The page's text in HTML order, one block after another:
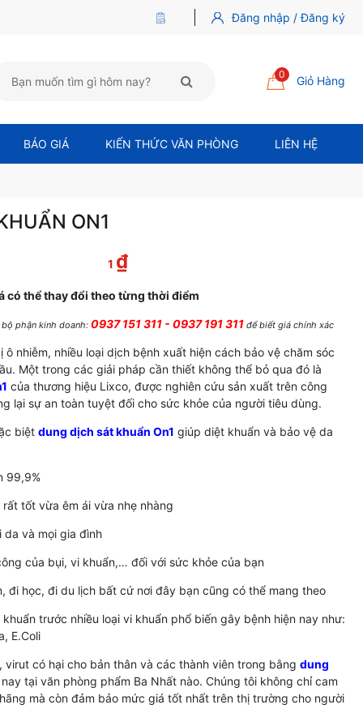
Đăng nhập / Đăng ký
0 Giỏ Hàng
BÁO GIÁ KIẾN THỨC VĂN PHÒNG LIÊN HỆ
ON1
1 ₫
có thể thay đổi theo từng thời điểm
phận kinh doanh: 0937 151 311 - 0937 191 311 để biết giá chính xác
nhiễm, nhiều loại dịch bệnh xuất hiện cách bảo vệ chăm sóc
Một trong các giải pháp cần thiết không thể bỏ qua đó là
của thương hiệu Lixco, được nghiên cứu sản xuất trên công
lại sự an toàn tuyệt đối cho sức khỏe của người tiêu dùng.
biệt dung dịch sát khuẩn On1 giúp diệt khuẩn và bảo vệ da
99,9%
tốt vừa êm ái vừa nhẹ nhàng
da và mọi gia đình
của bụi, vi khuẩn,… đối với sức khỏe của bạn
đi học, đi du lịch bất cứ nơi đây bạn cũng có thể mang theo
trước nhiều loại vi khuẩn phổ biến gây bệnh hiện nay như:
E.Coli
virut có hại cho bản thân và các thành viên trong bằng dung
tại văn phòng phẩm Ba Nhất nào. Chúng tôi không chỉ cam
mà còn đảm bảo mức giá tốt nhất trên thị trường cho người